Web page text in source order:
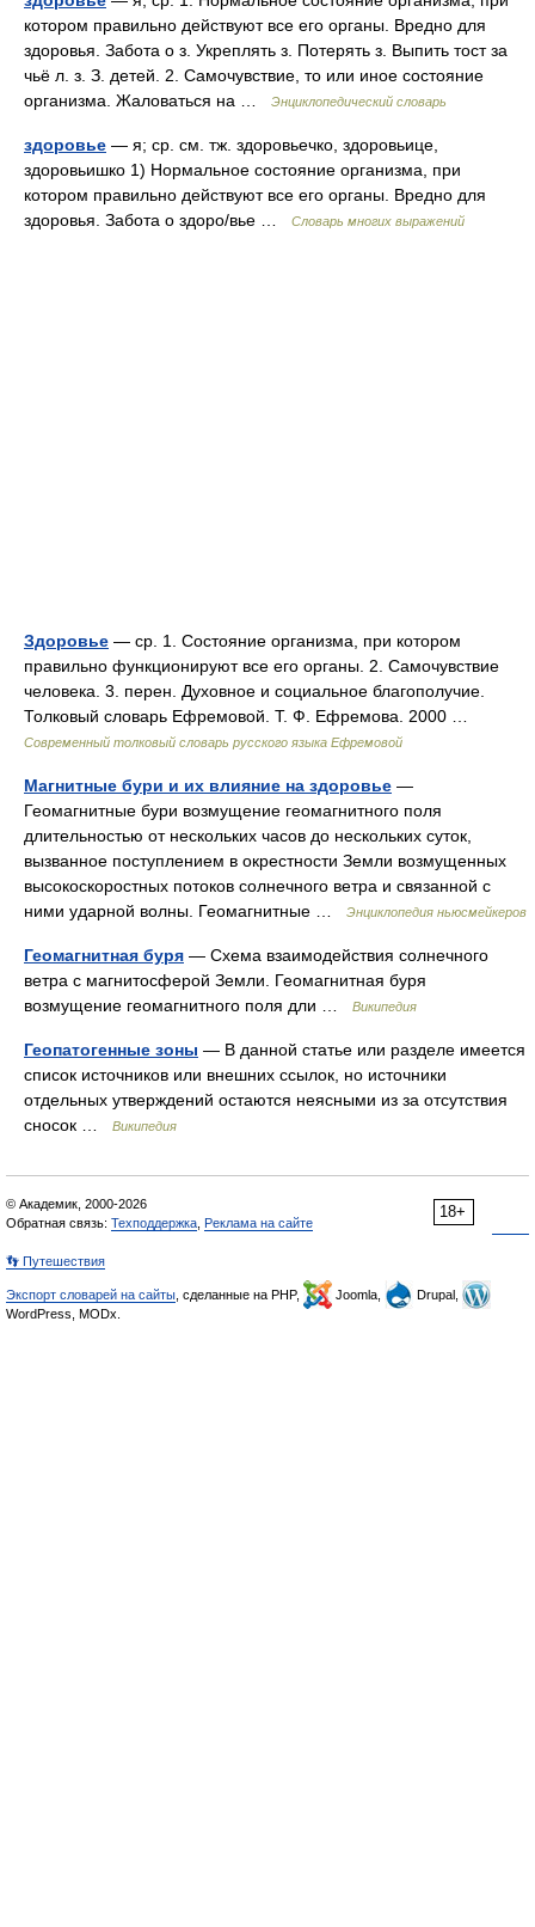
котором правильно действуют все его органы. Вредно для
здоровья. Забота о з. Укреплять з. Потерять з. Выпить тост за
чьё л. з. З. детей. 2. Самочувствие, то или иное состояние
организма. Жаловаться на …
Энциклопедический словарь
здоровье — я; ср. см. тж. здоровьечко, здоровьице,
здоровьишко 1) Нормальное состояние организма, при
котором правильно действуют все его органы. Вредно для
здоровья. Забота о здоро/вье …
Словарь многих выражений
Здоровье — ср. 1. Состояние организма, при котором
правильно функционируют все его органы. 2. Самочувствие
человека. 3. перен. Духовное и социальное благополучие.
Толковый словарь Ефремовой. Т. Ф. Ефремова. 2000 …
Современный толковый словарь русского языка Ефремовой
Магнитные бури и их влияние на здоровье —
Геомагнитные бури возмущение геомагнитного поля
длительностью от нескольких часов до нескольких суток,
вызванное поступлением в окрестности Земли возмущенных
высокоскоростных потоков солнечного ветра и связанной с
ними ударной волны. Геомагнитные …
Энциклопедия ньюсмейкеров
Геомагнитная буря — Схема взаимодействия солнечного
ветра с магнитосферой Земли. Геомагнитная буря
возмущение геомагнитного поля дли …
Википедия
Геопатогенные зоны — В данной статье или разделе имеется
список источников или внешних ссылок, но источники
отдельных утверждений остаются неясными из за отсутствия
сносок …
Википедия
18+
© Академик, 2000-2026
Обратная связь: Техподдержка Реклама на сайте
👣 Путешествия
Экспорт словарей на сайты , сделанные на PHP, Joomla,
Drupal,
WordPress, MODx.